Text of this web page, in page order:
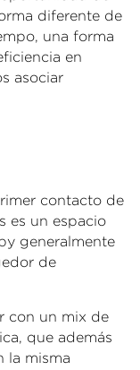
diferente de
una forma
en
asociar
contacto de
es un espacio
generalmente
de
con un mix de
que además
la misma